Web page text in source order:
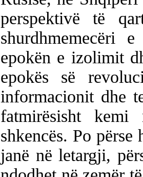
perspektivë të
shurdhmemecëri
epokën e izolimit
epokës së
informacionit dhe
fatmirësisht
shkencës. Po përse
janë në letargji,